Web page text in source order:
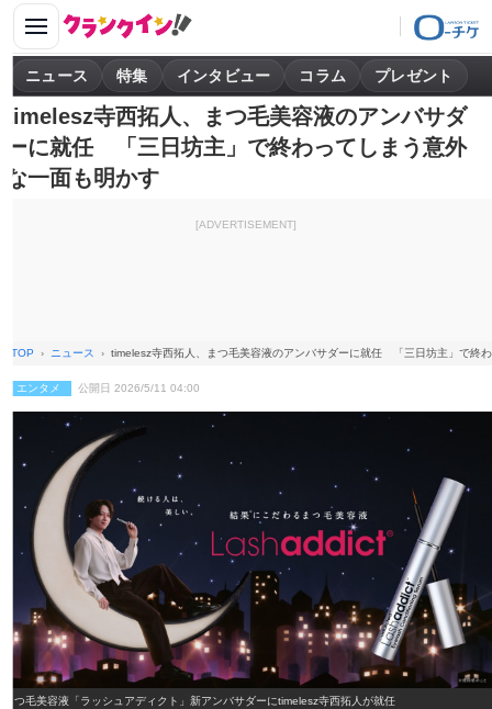
ニュース 特集 インタビュー コラム プレゼント
timelesz寺西拓人、まつ毛美容液のアンバサダ
ーに就任 「三日坊主」で終わってしまう意外
な一面も明かす
[ADVERTISEMENT]
TOP ニュース timelesz寺西拓人、まつ毛美容液のアンバサダーに就任 「三日坊主」で終
エンタメ 公開日 2026/5/11 04:00
まつ毛美容液「ラッシュアディクト」新アンバサダーにtimelesz寺西拓人が就任